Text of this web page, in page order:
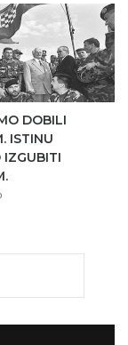
DOBILI
ISTINU
IZGUBITI